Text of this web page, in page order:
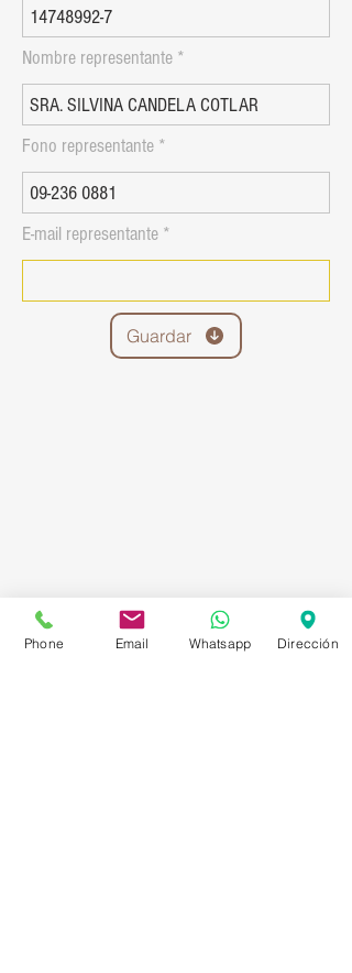
Nombre representante
Fono representante
E-mail representante
Guardar
Phone Email Whatsapp Dirección